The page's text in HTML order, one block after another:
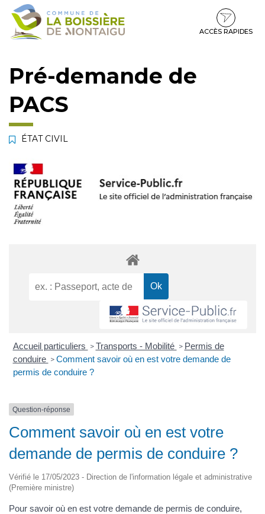
Gestion des traceurs
Aller
Aller
contenu
Aller
pied
ACCÈS RAPIDES
Pré-demande de
PACS
ÉTAT CIVIL
Accueil particuliers > Transports - Mobilité > Permis de
conduire > Comment savoir où en est votre demande de
permis de conduire ?
Question-réponse
Comment savoir où en est votre
demande de permis de conduire ?
Vérifié le 17/05/2023 - Direction de l'information légale et administrative
(Première ministre)
Pour savoir où en est votre demande de permis de conduire,